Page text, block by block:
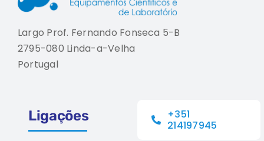
Largo Prof. Fernando Fonseca 5-B
2795-080 Linda-a-Velha
Portugal
Ligações
+351
214197945